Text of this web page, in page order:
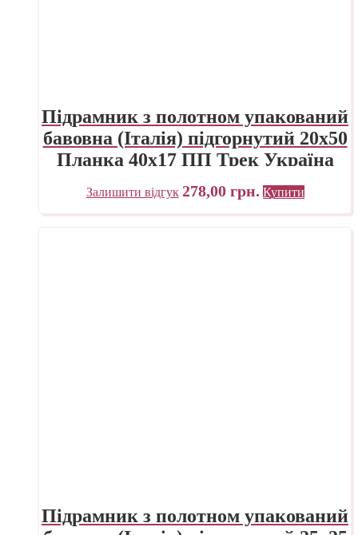
Підрамник з полотном упакований
бавовна (Італія) підгорнутий 20х50
Планка 40х17 ПП Трек Україна
Залишити відгук 278,00 грн. Купити
Підрамник з полотном упакований